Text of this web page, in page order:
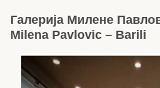
Галерија Милене
Milena Pavlovic – Barili